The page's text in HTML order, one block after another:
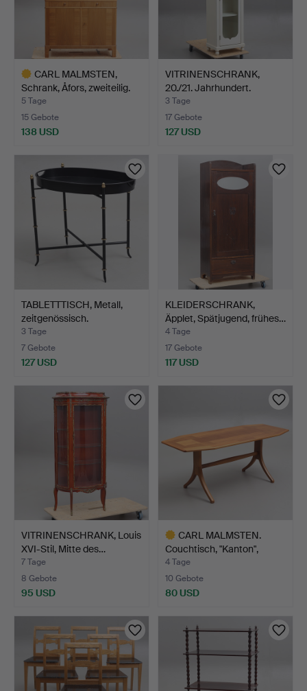
CARL MALMSTEN,
Schrank, Åfors, zweiteilig.
5 Tage
15 Gebote
138 USD
VITRINENSCHRANK,
20./21. Jahrhundert.
3 Tage
17 Gebote
127 USD
TABLETTTISCH, Metall,
zeitgenössisch.
3 Tage
7 Gebote
127 USD
KLEIDERSCHRANK,
Äpplet, Spätjugend, frühes…
4 Tage
17 Gebote
117 USD
VITRINENSCHRANK, Louis
XVI-Stil, Mitte des…
7 Tage
8 Gebote
95 USD
CARL MALMSTEN.
Couchtisch, "Kanton",
Åfors…
4 Tage
10 Gebote
80 USD
Objekt